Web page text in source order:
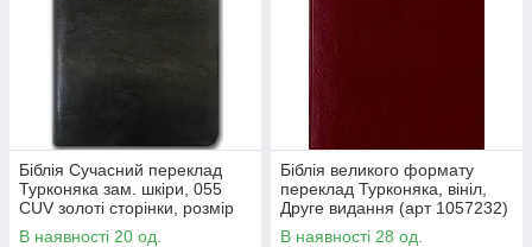
Біблія Сучасний переклад
Турконяка зам. шкіри, 055
CUV золоті сторінки, розмір
14х19.5 см (арт. 1055402)
В наявності 20 од.
Біблія великого формату
переклад Турконяка, вініл,
Друге видання (арт 1057232)
В наявності 28 од.